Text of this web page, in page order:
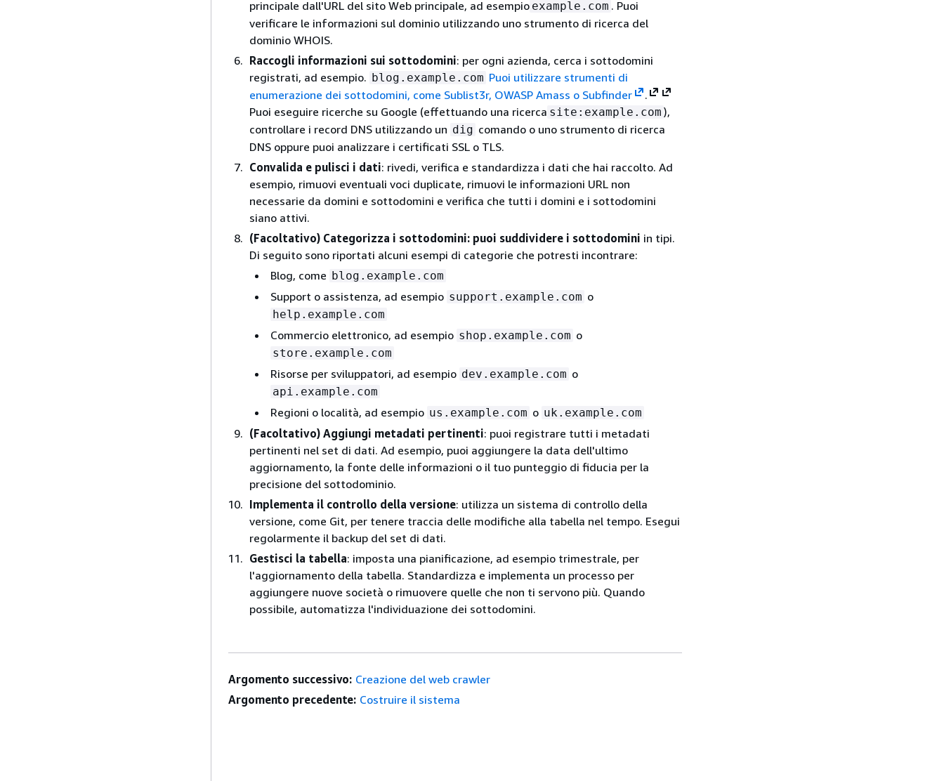
principale dall'URL del sito Web principale, ad esempio example.com . Puoi
verificare le informazioni sul dominio utilizzando uno strumento di ricerca del
dominio WHOIS.
Raccogli informazioni sui sottodomini: per ogni azienda, cerca i sottodomini
registrati, ad esempio. blog.example.com Puoi utilizzare strumenti di
enumerazione dei sottodomini, come Sublist3r, OWASP Amass o Subfinder
.
Puoi eseguire ricerche su Google (effettuando una ricerca site:example.com ),
controllare i record DNS utilizzando un dig comando o uno strumento di ricerca
DNS oppure puoi analizzare i certificati SSL o TLS.
Convalida e pulisci i dati: rivedi, verifica e standardizza i dati che hai raccolto. Ad
esempio, rimuovi eventuali voci duplicate, rimuovi le informazioni URL non
necessarie da domini e sottodomini e verifica che tutti i domini e i sottodomini
siano attivi.
(Facoltativo) Categorizza i sottodomini: puoi suddividere i sottodomini in tipi.
Di seguito sono riportati alcuni esempi di categorie che potresti incontrare:
Blog, come blog.example.com
Support o assistenza, ad esempio support.example.com o
help.example.com
Commercio elettronico, ad esempio shop.example.com o
store.example.com
Risorse per sviluppatori, ad esempio dev.example.com o
api.example.com
Regioni o località, ad esempio us.example.com o uk.example.com
(Facoltativo) Aggiungi metadati pertinenti: puoi registrare tutti i metadati
pertinenti nel set di dati. Ad esempio, puoi aggiungere la data dell'ultimo
aggiornamento, la fonte delle informazioni o il tuo punteggio di fiducia per la
precisione del sottodominio.
Implementa il controllo della versione: utilizza un sistema di controllo della
versione, come Git, per tenere traccia delle modifiche alla tabella nel tempo. Esegui
regolarmente il backup del set di dati.
Gestisci la tabella: imposta una pianificazione, ad esempio trimestrale, per
l'aggiornamento della tabella. Standardizza e implementa un processo per
aggiungere nuove società o rimuovere quelle che non ti servono più. Quando
possibile, automatizza l'individuazione dei sottodomini.
Argomento successivo: Creazione del web crawler
Argomento precedente: Costruire il sistema